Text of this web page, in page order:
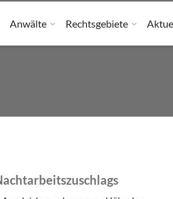
Anwälte Rechtsgebiete